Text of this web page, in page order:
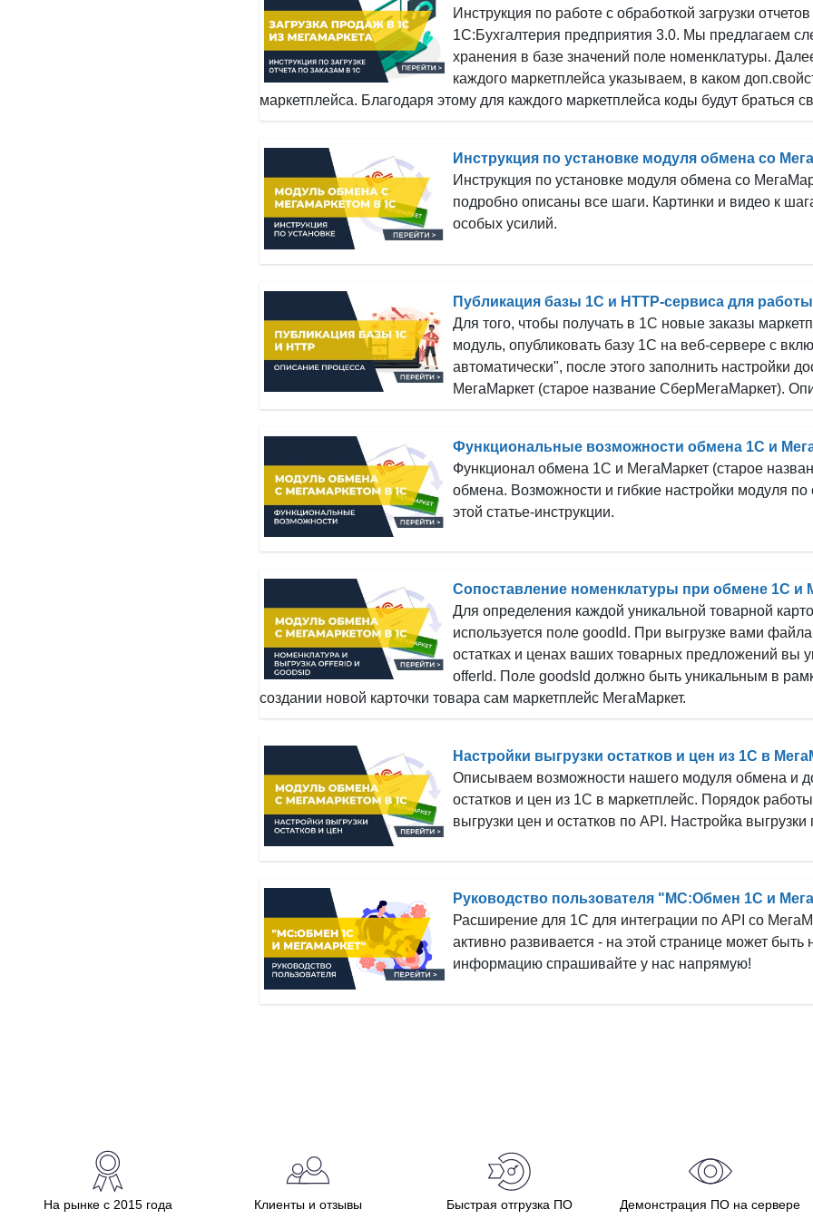
Инструкция по работе с обработкой загрузки
1С:Бухгалтерия предприятия 3.0. Мы предлагаем
хранения в базе значений поле номенклатуры.
каждого маркетплейса указываем, в каком
маркетплейса. Благодаря этому для каждого маркетплейса коды будут браться
Инструкция по установке модуля обмена со
Инструкция по установке модуля обмена со
подробно описаны все шаги. Картинки и видео к
особых усилий.
Публикация базы 1С и HTTP-сервиса для
Для того, чтобы получать в 1С новые заказы
модуль, опубликовать базу 1С на веб-сервере с
автоматически", после этого заполнить настройки
МегаМаркет (старое название СберМегаМаркет).
Функциональные возможности обмена 1С и
Функционал обмена 1С и МегаМаркет (старое
обмена. Возможности и гибкие настройки модуля
этой статье-инструкции.
Сопоставление номенклатуры при обмене 1С и
Для определения каждой уникальной товарной
используется поле goodId. При выгрузке вами
остатках и ценах ваших товарных предложений вы
offerId. Поле goodsId должно быть уникальным в
создании новой карточки товара сам маркетплейс МегаМаркет.
Настройки выгрузки остатков и цен из 1С в
Описываем возможности нашего модуля обмена и
остатков и цен из 1С в маркетплейс. Порядок
выгрузки цен и остатков по API. Настройка
Руководство пользователя "МС:Обмен 1С и
Расширение для 1С для интеграции по API со
активно развивается - на этой странице может
информацию спрашивайте у нас напрямую!
На рынке с 2015 года Клиенты и отзывы Быстрая отгрузка ПО Демонстрация ПО на сервере